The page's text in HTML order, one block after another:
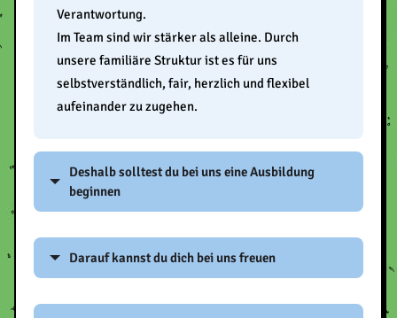
Verantwortung.
Im Team sind wir stärker als alleine. Durch
unsere familiäre Struktur ist es für uns
selbstverständlich, fair, herzlich und flexibel
aufeinander zu zugehen.
Deshalb solltest du bei uns eine Ausbildung
beginnen
kann ich reden und mich auch jeden Fall auf dich
Darauf kannst du dich bei uns freuen